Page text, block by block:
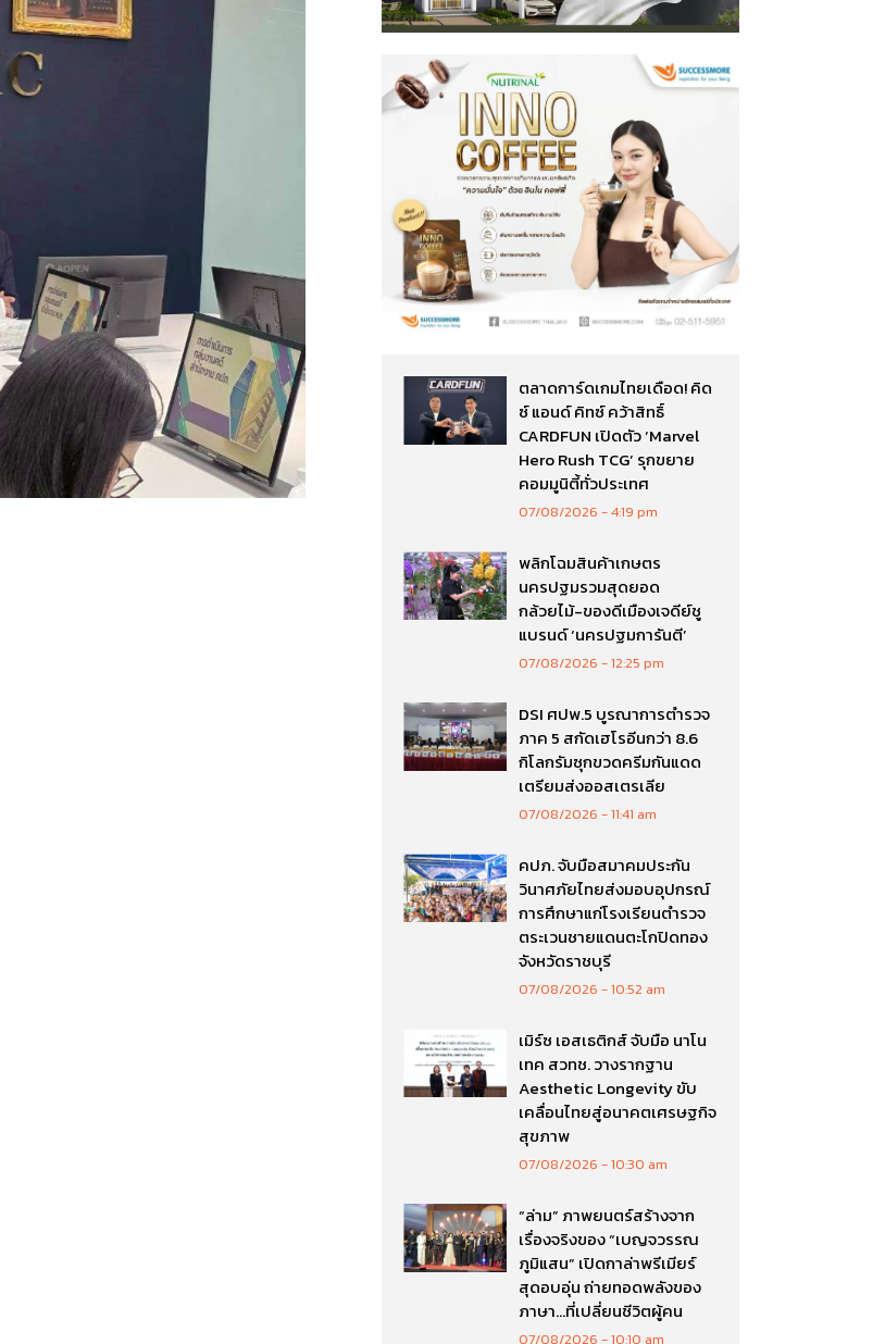
ตลาดการ์ดเกมไทยเดือด! คิด
ซ์ แอนด์ คิทซ์ คว้าสิทธิ์
CARDFUN เปิดตัว ‘Marvel
Hero Rush TCG’ รุกขยาย
คอมมูนิตี้ทั่วประเทศ
07/08/2026 4:19 pm
พลิกโฉมสินค้าเกษตร
นครปฐมรวมสุดยอด
กล้วยไม้-ของดีเมืองเจดีย์ชู
แบรนด์ ‘นครปฐมการันตี’
07/08/2026 12:25 pm
DSI ศปพ.5 บูรณาการตำรวจ
ภาค 5 สกัดเฮโรอีนกว่า 8.6
กิโลกรัมซุกขวดครีมกันแดด
เตรียมส่งออสเตรเลีย
07/08/2026 11:41 am
คปภ. จับมือสมาคมประกัน
วินาศภัยไทยส่งมอบอุปกรณ์
การศึกษาแก่โรงเรียนตำรวจ
ตระเวนชายแดนตะโกปิดทอง
จังหวัดราชบุรี
07/08/2026 10:52 am
เมิร์ซ เอสเธติกส์ จับมือ นาโน
เทค สวทช. วางรากฐาน
Aesthetic Longevity ขับ
เคลื่อนไทยสู่อนาคตเศรษฐกิจ
สุขภาพ
07/08/2026 10:30 am
“ล่าม” ภาพยนตร์สร้างจาก
เรื่องจริงของ “เบญจวรรณ
ภูมิแสน” เปิดกาล่าพรีเมียร์
สุดอบอุ่น ถ่ายทอดพลังของ
ภาษา…ที่เปลี่ยนชีวิตผู้คน
07/08/2026 10:10 am